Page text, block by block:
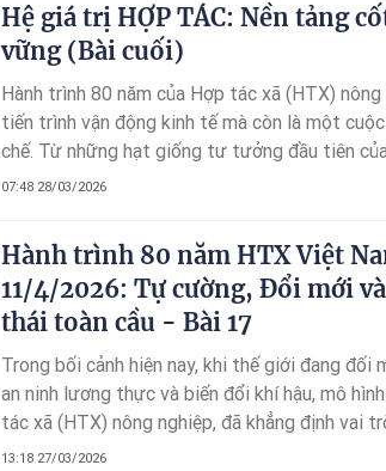
Hệ giá trị HỢP TÁC: Nền tảng
vững (Bài cuối)
Hành trình 80 năm của Hợp tác xã (HTX)
tiến trình vận động kinh tế mà còn là một
chế. Từ những hạt giống tư tưởng đầu tiên
sự liên kết để tự cường, mô hình kinh tế tập
07:48 28/03/2026
Hành trình 80 năm HTX Việt
11/4/2026: Tự cường, Đổi mới
thái toàn cầu - Bài 17
Trong bối cảnh hiện nay, khi thế giới đang
an ninh lương thực và biến đổi khí hậu, mô
tác xã (HTX) nông nghiệp, đã khẳng định vai
triển bền vững của đất nước.
13:18 27/03/2026